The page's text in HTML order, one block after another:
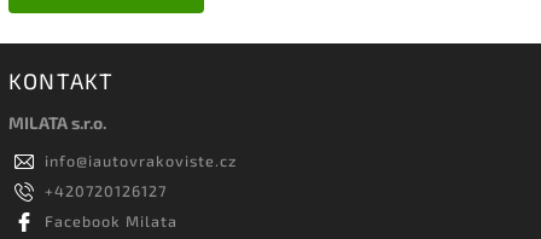
KONTAKT
MILATA s.r.o.
info@iautovrakoviste.cz
+420720126127
Facebook Milata